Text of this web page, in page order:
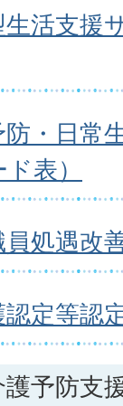
生活支援
防・日常
表）
員処遇改
認定等認
予防支